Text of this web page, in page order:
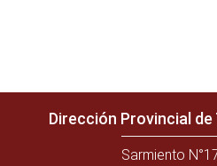
Dirección Provincial
Sarmiento